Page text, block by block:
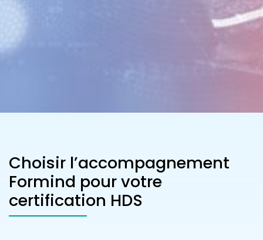
Choisir l’accompagnement
Formind pour votre
certification HDS